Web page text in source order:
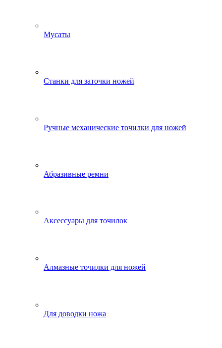
Мусаты
Станки для заточки ножей
Ручные механические точилки для ножей
Абразивные ремни
Аксессуары для точилок
Алмазные точилки для ножей
Для доводки ножа